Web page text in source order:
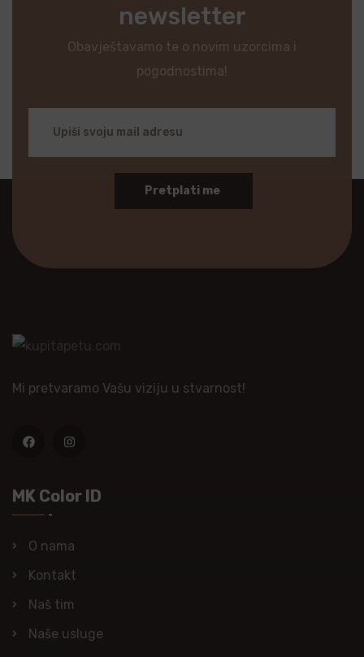
newsletter
Obavještavamo te o novim uzorcima i
pogodnostima!
Pretplati me
Mi pretvaramo Vašu viziju u stvarnost!
MK Color ID
O nama
Kontakt
Naš tim
Naše usluge